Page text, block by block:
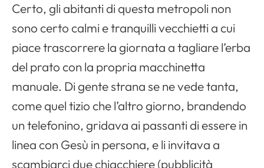
Certo, gli abitanti di questa metropoli non
sono certo calmi e tranquilli vecchietti a cui
piace trascorrere la giornata a tagliare l’erba
del prato con la propria macchinetta
manuale. Di gente strana se ne vede tanta,
come quel tizio che l’altro giorno, brandendo
un telefonino, gridava ai passanti di essere in
linea con Gesù in persona, e li invitava a
scambiarci due chiacchiere (pubblicità